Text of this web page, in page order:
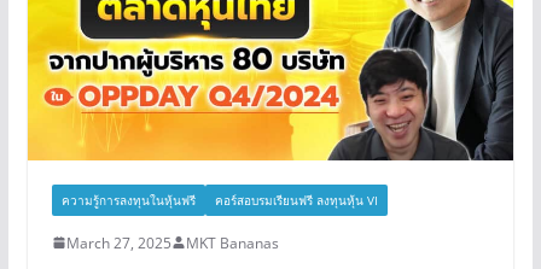
ความรู้การลงทุนในหุ้นฟรี คอร์สอบรมเรียนฟรี ลงทุนหุ้น VI
March 27, 2025 MKT Bananas